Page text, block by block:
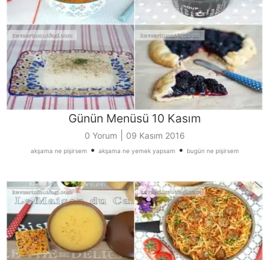
Günün Menüsü 10 Kasım
0 Yorum 09 Kasım 2016
akşama ne pişirsem • akşama ne yemek yapsam • bugün ne pişirsem